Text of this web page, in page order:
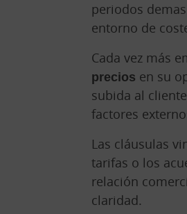
periodos
entorno de
Cada vez más
precios en su
subida al
factores
Las cláusulas
tarifas o los
relación
claridad.